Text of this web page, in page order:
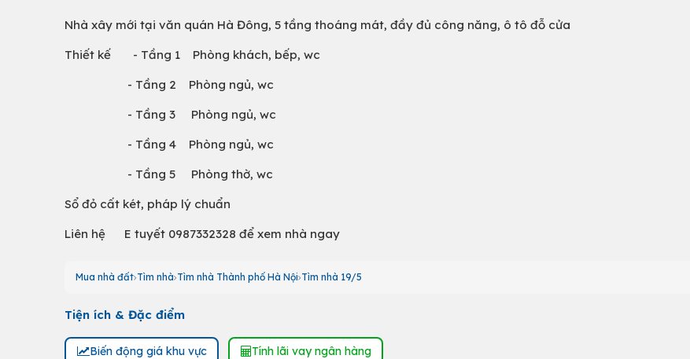
Nhà xây mới tại văn quán Hà Đông, 5 tầng thoáng mát, đầy đủ công năng, ô tô đỗ cửa
Thiết kế - Tầng 1 Phòng khách, bếp, wc
- Tầng 2 Phòng ngủ, wc
- Tầng 3 Phòng ngủ, wc
- Tầng 4 Phòng ngủ, wc
- Tầng 5 Phòng thờ, wc
Sổ đỏ cất két, pháp lý chuẩn
Liên hệ E tuyết 0987332328 để xem nhà ngay
Mua nhà đất Tìm nhà Tìm nhà Thành phố Hà Nội Tìm nhà 19/5
Tiện ích & Đặc điểm
Biến động giá khu vực Tính lãi vay ngân hàng